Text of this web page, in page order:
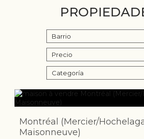
Barrio
Precio
Categoría
Montréal (Mercier/
Maisonneuve)